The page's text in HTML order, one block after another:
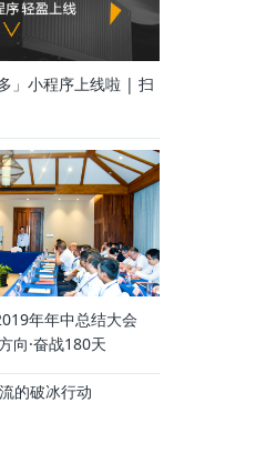
」小程序上线啦 | 扫
年年中总结大会
向·奋战180天